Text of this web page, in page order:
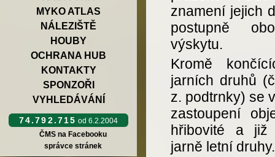
MYKO ATLAS
NÁLEZIŠTĚ
HOUBY
OCHRANA HUB
KONTAKTY
SPONZOŘI
VYHLEDÁVÁNÍ
74.792.715 od 6.2.2004
ČMS na Facebooku
správce stránek
znamení jejich
postupně
výskytu.
Kromě
jarních druhů
z. podtrnky) se
zastoupení
hřibovité a již
jarně letní druhy.